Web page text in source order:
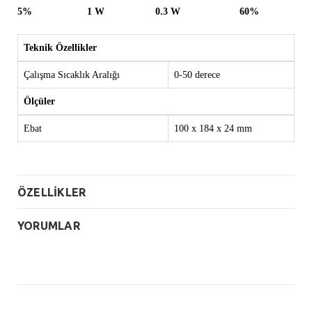
5% 1 W 0.3 W 60%
Teknik Özellikler
Çalışma Sıcaklık Aralığı 0-50 derece
Ölçüler
Ebat 100 x 184 x 24 mm
ÖZELLİKLER
YORUMLAR